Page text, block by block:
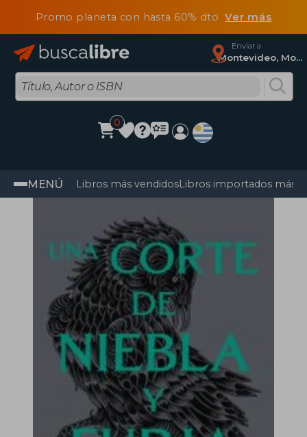
Promo planeta con hasta 60% dtoVer más
Enviar a
Montevideo, Montevideo
0
MENÚ Libros más vendidosLibros importados más